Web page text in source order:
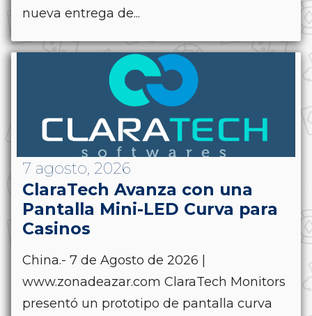
nueva entrega de...
7 agosto, 2026
ClaraTech Avanza con una
Pantalla Mini-LED Curva para
Casinos
China.- 7 de Agosto de 2026 |
www.zonadeazar.com ClaraTech Monitors
presentó un prototipo de pantalla curva